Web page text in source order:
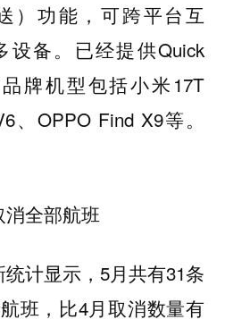
）功能，可跨平台互
设备。已经提供Quick
牌机型包括小米17T
、OPPO Find X9等。
全部航班
计显示，5月共有31条
班，比4月取消数量有